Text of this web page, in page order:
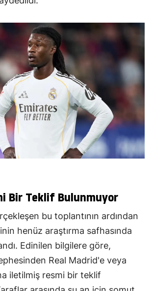
Bir Teklif Bulunmuyor
bu toplantının ardından
henüz araştırma safhasında
Edinilen bilgilere göre,
Real Madrid'e veya
iletilmiş resmi bir teklif